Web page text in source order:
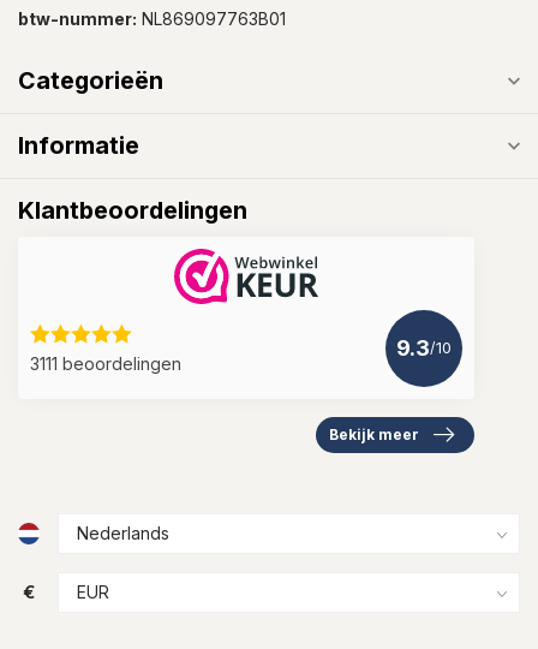
btw-nummer: NL869097763B01
Categorieën
Informatie
Klantbeoordelingen
3111 beoordelingen
9.3/10
Bekijk meer
€